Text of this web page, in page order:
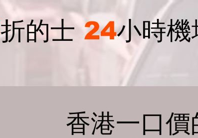
折的士24小時機
香港一口